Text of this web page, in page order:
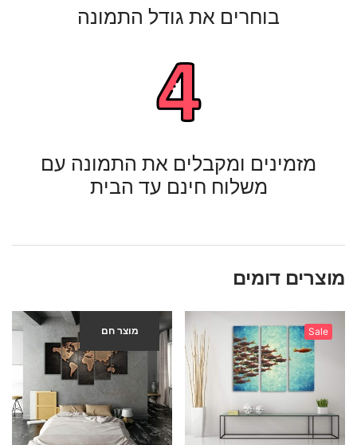
בוחרים את גודל התמונה
מזמינים ומקבלים את התמונה עם
משלוח חינם עד הבית
מוצרים דומים
-40%מוצר חם Sale